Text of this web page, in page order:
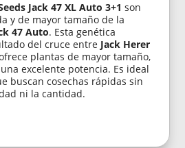
Jack 47 XL Auto 3+1 son
y de mayor tamaño de la
47 Auto. Esta genética
del cruce entre Jack Herer
plantas de mayor tamaño,
excelente potencia. Es ideal
buscan cosechas rápidas sin
ni la cantidad.